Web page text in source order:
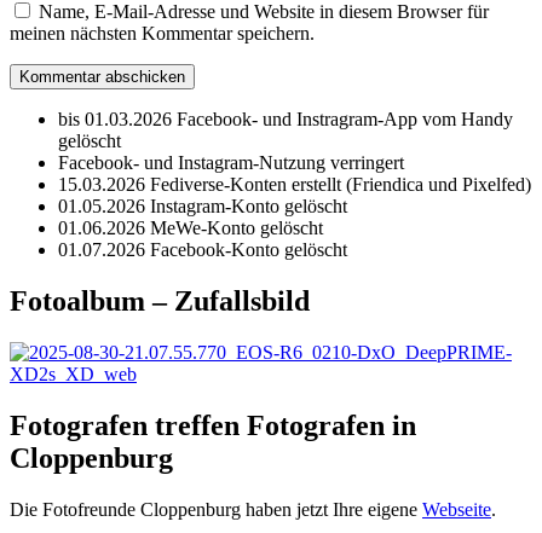
Name, E-Mail-Adresse und Website in diesem Browser für
meinen nächsten Kommentar speichern.
bis 01.03.2026 Facebook- und Instragram-App vom Handy
gelöscht
Facebook- und Instagram-Nutzung verringert
15.03.2026 Fediverse-Konten erstellt (Friendica und Pixelfed)
01.05.2026 Instagram-Konto gelöscht
01.06.2026 MeWe-Konto gelöscht
01.07.2026 Facebook-Konto gelöscht
Fotoalbum – Zufallsbild
Fotografen treffen Fotografen in
Cloppenburg
Die Fotofreunde Cloppenburg haben jetzt Ihre eigene Webseite.